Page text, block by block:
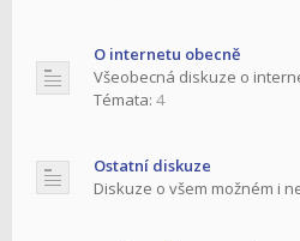
O internetu obecně
Všeobecná diskuze o
Témata: 4
Ostatní diskuze
Diskuze o všem možném i